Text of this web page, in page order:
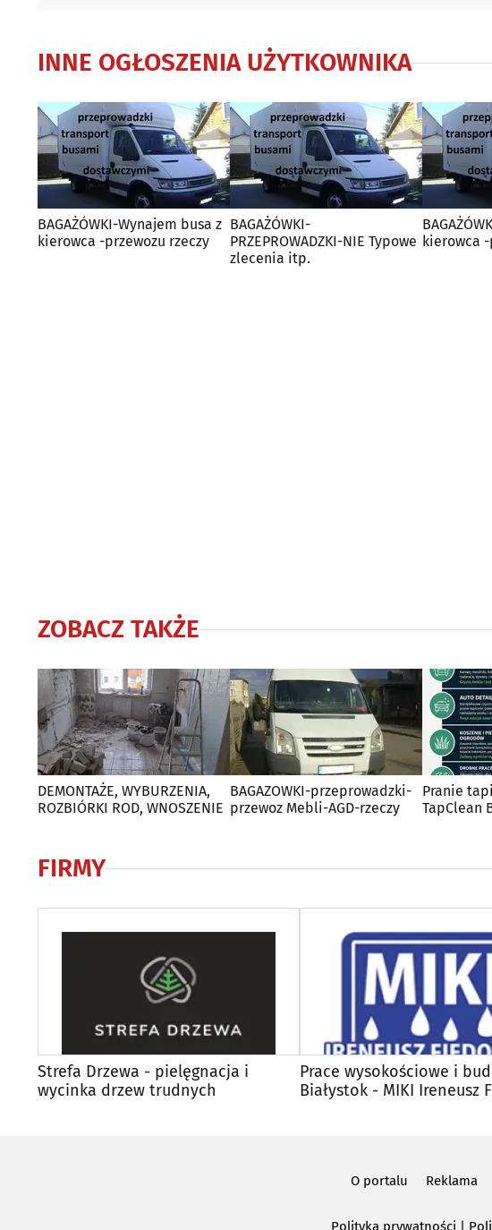
INNE OGŁOSZENIA UŻYTKOWNIKA
BAGAŻÓWKI-Wynajem busa z
kierowca -przewozu rzeczy
BAGAŻÓWKI-
PRZEPROWADZKI-NIE Typowe
zlecenia itp.
kierowca
ZOBACZ TAKŻE
DEMONTAŻE, WYBURZENIA,
ROZBIÓRKI ROD, WNOSZENIE
BAGAZOWKI-przeprowadzki-
przewoz Mebli-AGD-rzeczy
Pranie
TapClean
FIRMY
Strefa Drzewa - pielęgnacja i
wycinka drzew trudnych
Prace wysokościowe i
Białystok - MIKI Ireneusz
O portalu Reklama
Polityka prywatności |